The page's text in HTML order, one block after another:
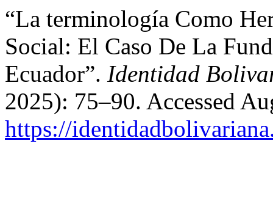
“La terminología Como
Social: El Caso De La
Ecuador”. Identidad
2025): 75–90. Accessed
https://